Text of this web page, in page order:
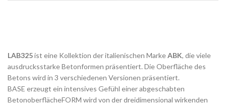
LAB325ist eine Kollektion der italienischen MarkeABK, die viele
ausdrucksstarke Betonformen präsentiert. Die Oberfläche des
Betons wird in 3 verschiedenen Versionen präsentiert.
BASE erzeugt ein intensives Gefühl einer abgeschabten
BetonoberflächeFORM wird von der dreidimensional wirkenden